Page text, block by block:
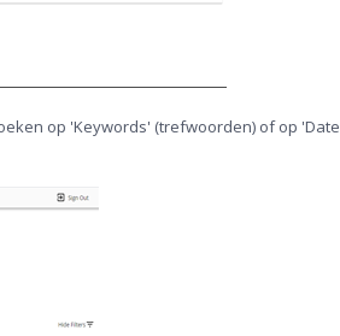
op 'Keywords' (trefwoorden) of op 'Date